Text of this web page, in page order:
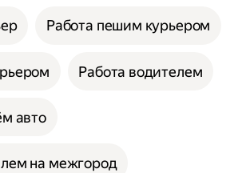
Работа пешим курьером
Работа водителем
авто
на межгород